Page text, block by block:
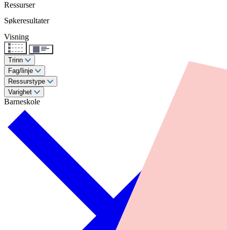
Ressurser
Søkeresultater
Visning
Trinn
Fag/linje
Ressurstype
Varighet
Barneskole